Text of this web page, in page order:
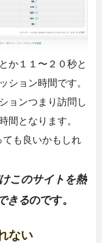
か１１〜２０秒と
ション時間です。
ョンつまり訪問し
間となります。
ても良いかもしれ
このサイトを熱
きるのです。
ない